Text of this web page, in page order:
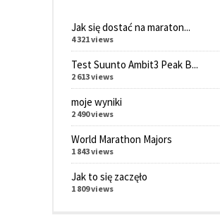
Jak się dostać na maraton...
4 321 views
Test Suunto Ambit3 Peak B...
2 613 views
moje wyniki
2 490 views
World Marathon Majors
1 843 views
Jak to się zaczęło
1 809 views